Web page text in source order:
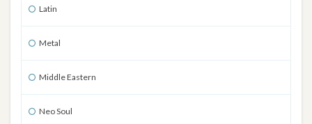
Latin
Metal
Middle Eastern
Neo Soul